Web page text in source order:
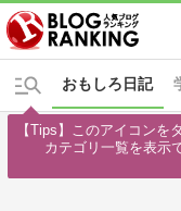
おもしろ日記
【Tips】このアイコンを
カテゴリ一覧を表示